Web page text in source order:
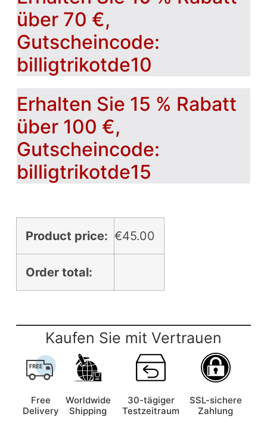
über 70 €,
Gutscheincode:
billigtrikotde10
Erhalten Sie 15 % Rabatt
über 100 €,
Gutscheincode:
billigtrikotde15
Product price: €45.00
Order total:
Kaufen Sie mit Vertrauen
Free
Delivery
Worldwide
Shipping
30-tägiger
Testzeitraum
SSL-sichere
Zahlung